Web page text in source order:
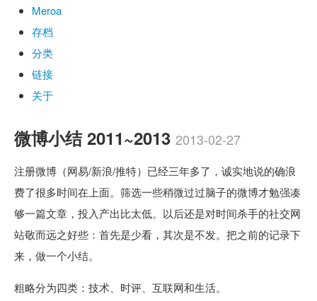
Meroa
存档
分类
链接
关于
微博小结 2011~2013 2013-02-27
注册微博（网易/新浪/推特）已经三年多了，诚实地说的确浪
费了很多时间在上面。筛选一些稍微过过脑子的微博才勉强凑
够一篇文章，投入产出比太低。以后还是对时间杀手的社交网
站敬而远之好些：首先是少看，其次是不发。把之前的记录下
来，做一个小结。
粗略分为四类：技术、时评、互联网和生活。